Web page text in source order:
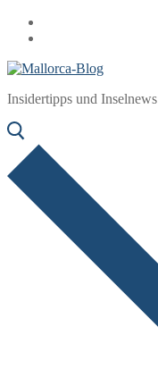
Zum
Inhalt
Menü
Schließen
Insidertipps und Inselnews